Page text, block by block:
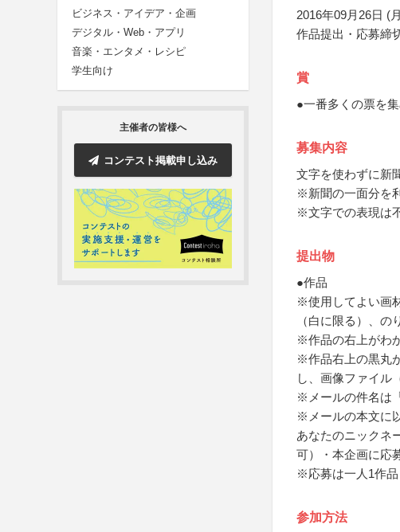
ビジネス・アイデア・企画
デジタル・Web・アプリ
音楽・エンタメ・レシピ
学生向け
主催者の皆様へ
コンテスト掲載申し込み
2016年09月26日 (
作品提出・応募締
賞
●一番多くの票を
募集内容
文字を使わずに新
※新聞の一面分を
※文字での表現は
提出物
●作品
※使用してよい画
（白に限る）、の
※作品の右上がわ
※作品右上の黒丸
し、画像ファイル
※メールの件名は
※メールの本文に
あなたのニックネ
可）・本企画に応
※応募は一人1作品
参加方法